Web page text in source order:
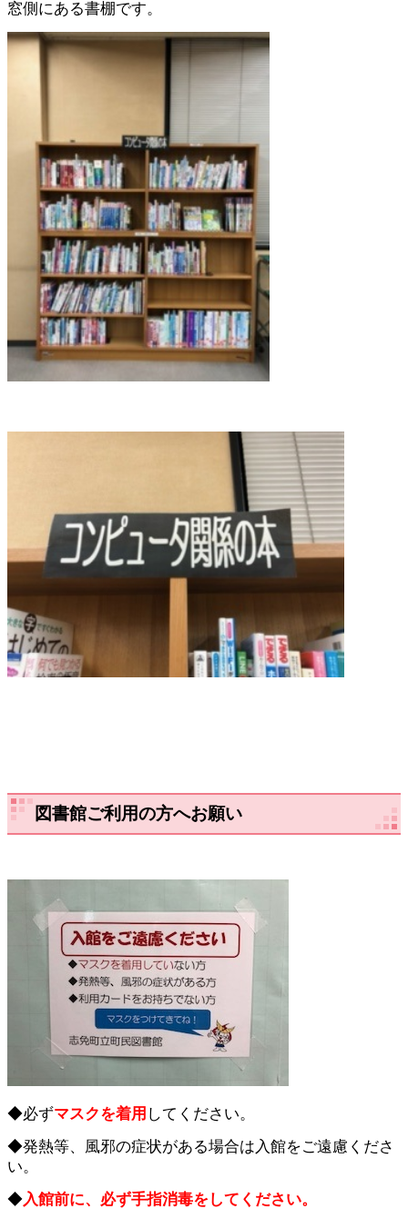
窓側にある書棚です。
図書館ご利用の方へお願い
◆必ずマスクを着用 してください。
◆発熱等、風邪の症状がある場合は入館をご遠慮くださ
い。
◆入館前に、必ず手指消毒をしてください。